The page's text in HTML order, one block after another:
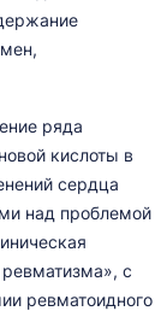
ряда
кислоты в
сердца
над проблемой
с
ревматоидного